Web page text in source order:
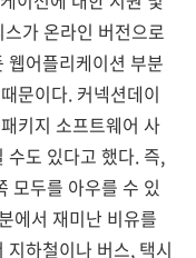
가 온라인 버전으로
웹어플리케이션 부분
문이다. 커넥션데이
키지 소프트웨어 사
수도 있다고 했다. 즉,
모두를 아우를 수 있
에서 재미난 비유를
하철이나 버스, 택시